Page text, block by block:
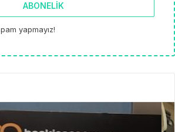
ABONELIK
yapmayız!